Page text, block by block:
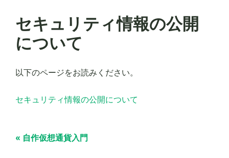
セキュリティ情報の公開
について
以下のページをお読みください。
セキュリティ情報の公開について
« 自作仮想通貨入門